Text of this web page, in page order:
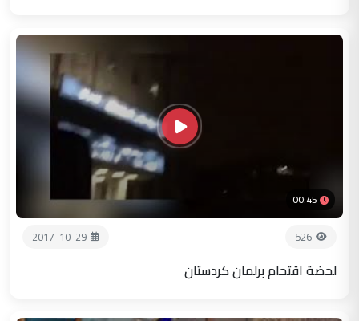
00:45
526
2017-10-29
لحضة اقتحام برلمان كردستان